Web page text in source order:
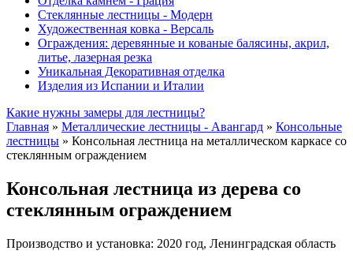
Стеклянные лестницы - Модерн
Художественная ковка - Версаль
Ограждения: деревянные и кованые балясины, акрил,
литье, лазерная резка
Уникальная Декоративная отделка
Изделия из Испании и Италии
Какие нужны замеры для лестницы?
Главная » Металлические лестницы - Авангард » Консольные
лестницы » Консольная лестница на металлическом каркасе со
стеклянным ограждением
Консольная лестница из дерева со
стеклянным ограждением
Производство и установка: 2020 год, Ленинградская область